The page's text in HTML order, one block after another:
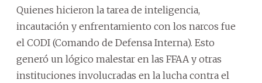
Quienes hicieron la tarea de inteligencia,
incautación y enfrentamiento con los narcos fue
el CODI (Comando de Defensa Interna). Esto
generó un lógico malestar en las FFAA y otras
instituciones involucradas en la lucha contra el